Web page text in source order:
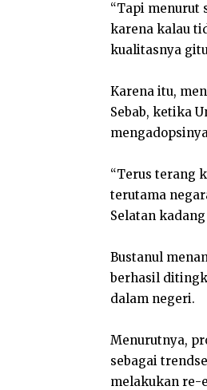
“Tapi menurut
karena kalau
kualitasnya
Karena itu,
Sebab, ketika
“Terus terang
terutama
Selatan
Bustanul
berhasil
dalam negeri.
Menurutnya,
sebagai
melakukan re-